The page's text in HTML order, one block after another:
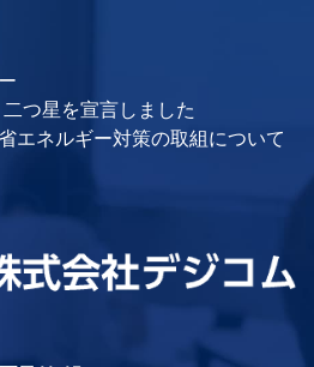
つ星を宣言しました
エネルギー対策の取組について